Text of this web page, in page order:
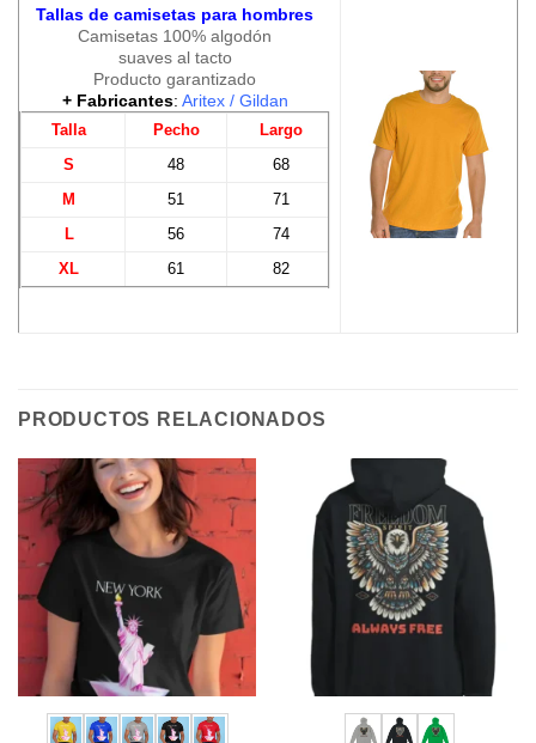
Tallas de camisetas para hombres
Camisetas 100% algodón
suaves al tacto
Producto garantizado
+ Fabricantes: Aritex/ Gildan
Talla Pecho
Largo
S
48
68
M
51
71
L
56
74
XL
61 82
PRODUCTOS RELACIONADOS